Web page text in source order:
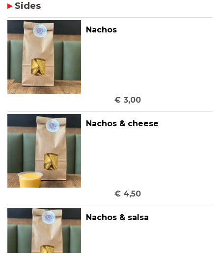
Sides
Nachos
€ 3,00
Nachos & cheese
€ 4,50
Nachos & salsa